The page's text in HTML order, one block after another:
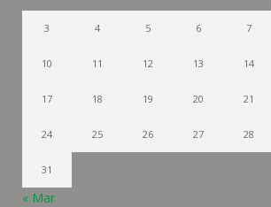
3 4 5 6 7
10 11 12 13 14
17 18 19 20 21
24 25 26 27 28
31
« Mar